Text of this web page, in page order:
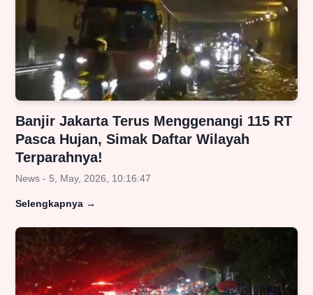
Banjir Jakarta Terus Menggenangi 115 RT
Pasca Hujan, Simak Daftar Wilayah
Terparahnya!
News - 5, May, 2026, 10:16:47
Selengkapnya →